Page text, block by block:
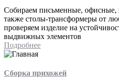
Собираем письменные, офисные,
также столы-трансформеры от
проверяем изделие на
выдвижных элементов
Подробнее
Сборка прихожей